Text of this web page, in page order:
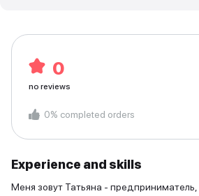
Experience and skills
Меня зовут Татьяна - предприниматель,
0
no reviews
0% completed orders